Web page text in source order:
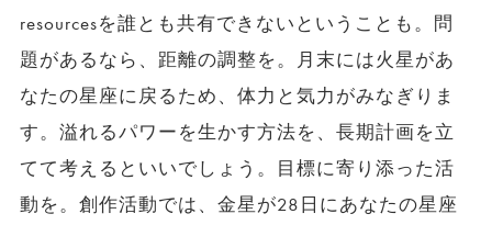
resourcesを誰とも共有できないということも。問
題があるなら、距離の調整を。月末には火星があ
なたの星座に戻るため、体力と気力がみなぎりま
す。溢れるパワーを生かす方法を、長期計画を立
てて考えるといいでしょう。目標に寄り添った活
動を。創作活動では、金星が28日にあなたの星座